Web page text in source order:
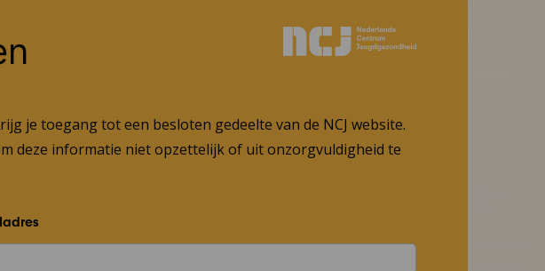
je toegang tot een besloten gedeelte van de NCJ website.
deze informatie niet opzettelijk of uit onzorgvuldigheid te